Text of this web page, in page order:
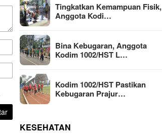
Tingkatkan Kemampuan Fisik,
Anggota Kodi…
Bina Kebugaran, Anggota
Kodim 1002/HST L…
Kodim 1002/HST Pastikan
Kebugaran Prajur…
KESEHATAN